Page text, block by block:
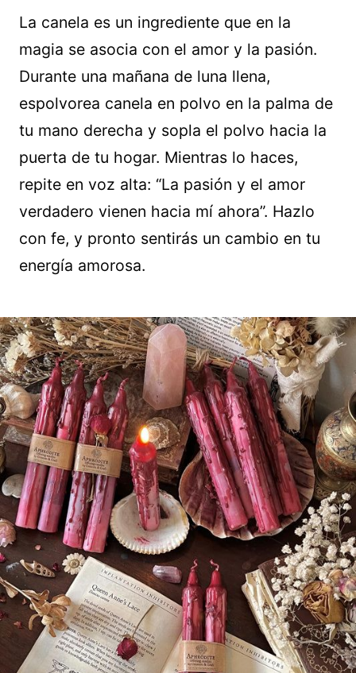
La canela es un ingrediente que en la
magia se asocia con el amor y la pasión.
Durante una mañana de luna llena,
espolvorea canela en polvo en la palma de
tu mano derecha y sopla el polvo hacia la
puerta de tu hogar. Mientras lo haces,
repite en voz alta: “La pasión y el amor
verdadero vienen hacia mí ahora”. Hazlo
con fe, y pronto sentirás un cambio en tu
energía amorosa.